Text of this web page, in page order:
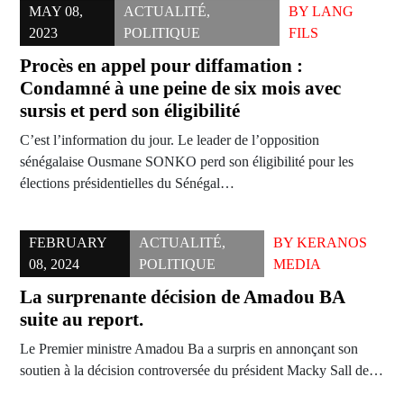
MAY 08,
2023
ACTUALITÉ,
POLITIQUE
BY LANG
FILS
Procès en appel pour diffamation :
Condamné à une peine de six mois avec
sursis et perd son éligibilité
C’est l’information du jour. Le leader de l’opposition
sénégalaise Ousmane SONKO perd son éligibilité pour les
élections présidentielles du Sénégal…
FEBRUARY
08, 2024
ACTUALITÉ,
POLITIQUE
BYKERANOS
MEDIA
La surprenante décision de Amadou BA
suite au report.
Le Premier ministre Amadou Ba a surpris en annonçant son
soutien à la décision controversée du président Macky Sall de…